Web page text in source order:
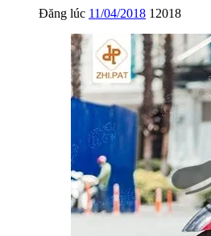
Đăng lúc 11/04/2018 12018